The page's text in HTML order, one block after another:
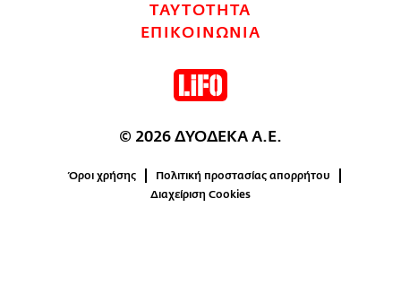
ΤΑΥΤΟΤΗΤΑ
ΕΠΙΚΟΙΝΩΝΙΑ
© 2026 ΔΥΟΔΕΚΑ Α.Ε.
Όροι χρήσης
Πολιτική προστασίας απορρήτου
Διαχείριση Cookies